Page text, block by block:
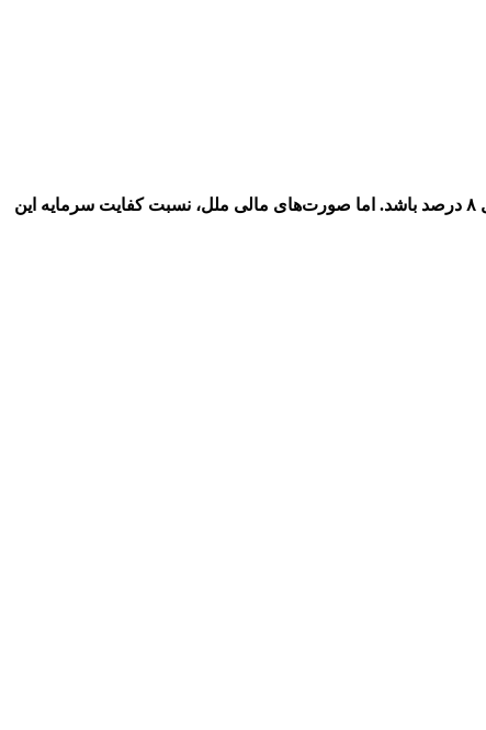
طبق قوانین بانکی، نسبت کفایت سرمایه که نشان‌دهنده توان بانک در مقابله با ریسک‌های مالی و حفظ سپرده‌های مشتریان است، باید حداقل ۸ درصد باشد. اما صورت‌های مالی ملل، نسبت کفایت سرمایه این